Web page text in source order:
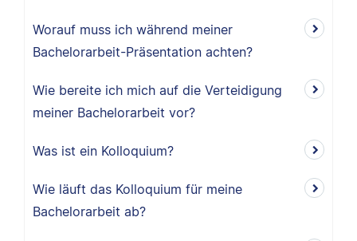
Worauf muss ich während meiner
Bachelorarbeit-Präsentation achten?
Wie bereite ich mich auf die Verteidigung
meiner Bachelorarbeit vor?
Was ist ein Kolloquium?
Wie läuft das Kolloquium für meine
Bachelorarbeit ab?